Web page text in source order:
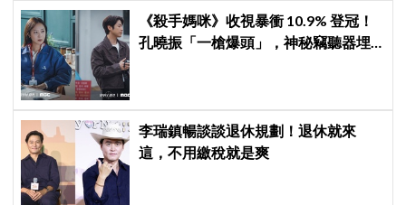
《殺手媽咪》收視暴衝 10.9% 登冠！
孔曉振「一槍爆頭」，神秘竊聽器埋
李瑞鎮暢談談退休規劃！退休就來
這，不用繳稅就是爽